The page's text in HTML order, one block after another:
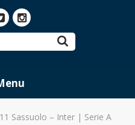
Sassuolo – Inter | Serie A